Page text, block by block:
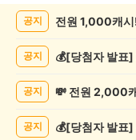
공지 전원 1,000캐
공지
공지
공지